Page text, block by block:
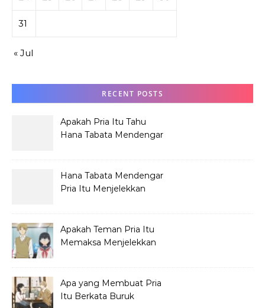
31
« Jul
RECENT POSTS
Apakah Pria Itu Tahu
Hana Tabata Mendengar
Hana Tabata Mendengar
Pria Itu Menjelekkan
Apakah Teman Pria Itu
Memaksa Menjelekkan
Apa yang Membuat Pria
Itu Berkata Buruk